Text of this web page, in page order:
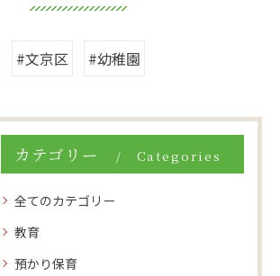
#文京区 #幼稚園
カテゴリー Categories
全てのカテゴリー
教育
預かり保育